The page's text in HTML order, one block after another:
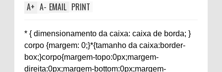
A+ A- EMAIL PRINT
* { dimensionamento da caixa: caixa de borda; }
corpo {margem: 0;}*{tamanho da caixa:border-
box;}corpo{margem-topo:0px;margem-
direita:0px;margem-bottom:0px;margem-